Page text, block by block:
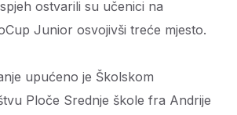
ostvarili su učenici na
Junior osvojivši treće mjesto.
upućeno je Školskom
Ploče Srednje škole fra Andrije